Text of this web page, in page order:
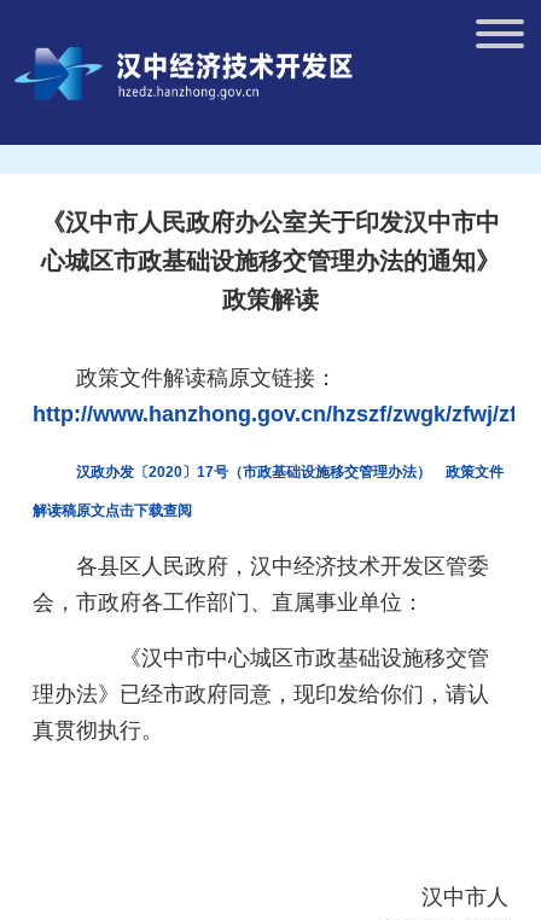
《汉中市人民政府办公室关于印发汉中市中
心城区市政基础设施移交管理办法的通知》
政策解读
政策文件解读稿原文链接：
http://www.hanzhong.gov.cn/hzszf/zwgk/zfwj/
汉政办发〔2020〕17号（市政基础设施移交管理办法） 政策文件
解读稿原文点击下载查阅
各县区人民政府， 汉中经济技术开发区管委
会，市政府各工作部门、直属事业单位：
《汉中市中心城区市政基础设施移交管
理办法》 已经市政府同意，现印发给你们，请认
真贯彻执行。
汉中市人